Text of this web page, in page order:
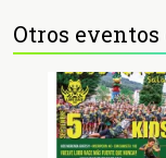
Otros eventos